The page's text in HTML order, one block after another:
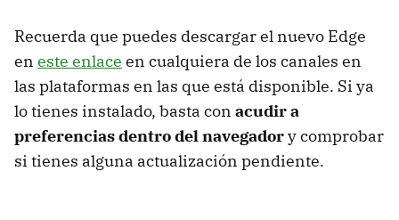
Recuerda que puedes descargar el nuevo Edge
en este enlace en cualquiera de los canales en
las plataformas en las que está disponible. Si ya
lo tienes instalado, basta con acudir a
preferencias dentro del navegadory comprobar
si tienes alguna actualización pendiente.